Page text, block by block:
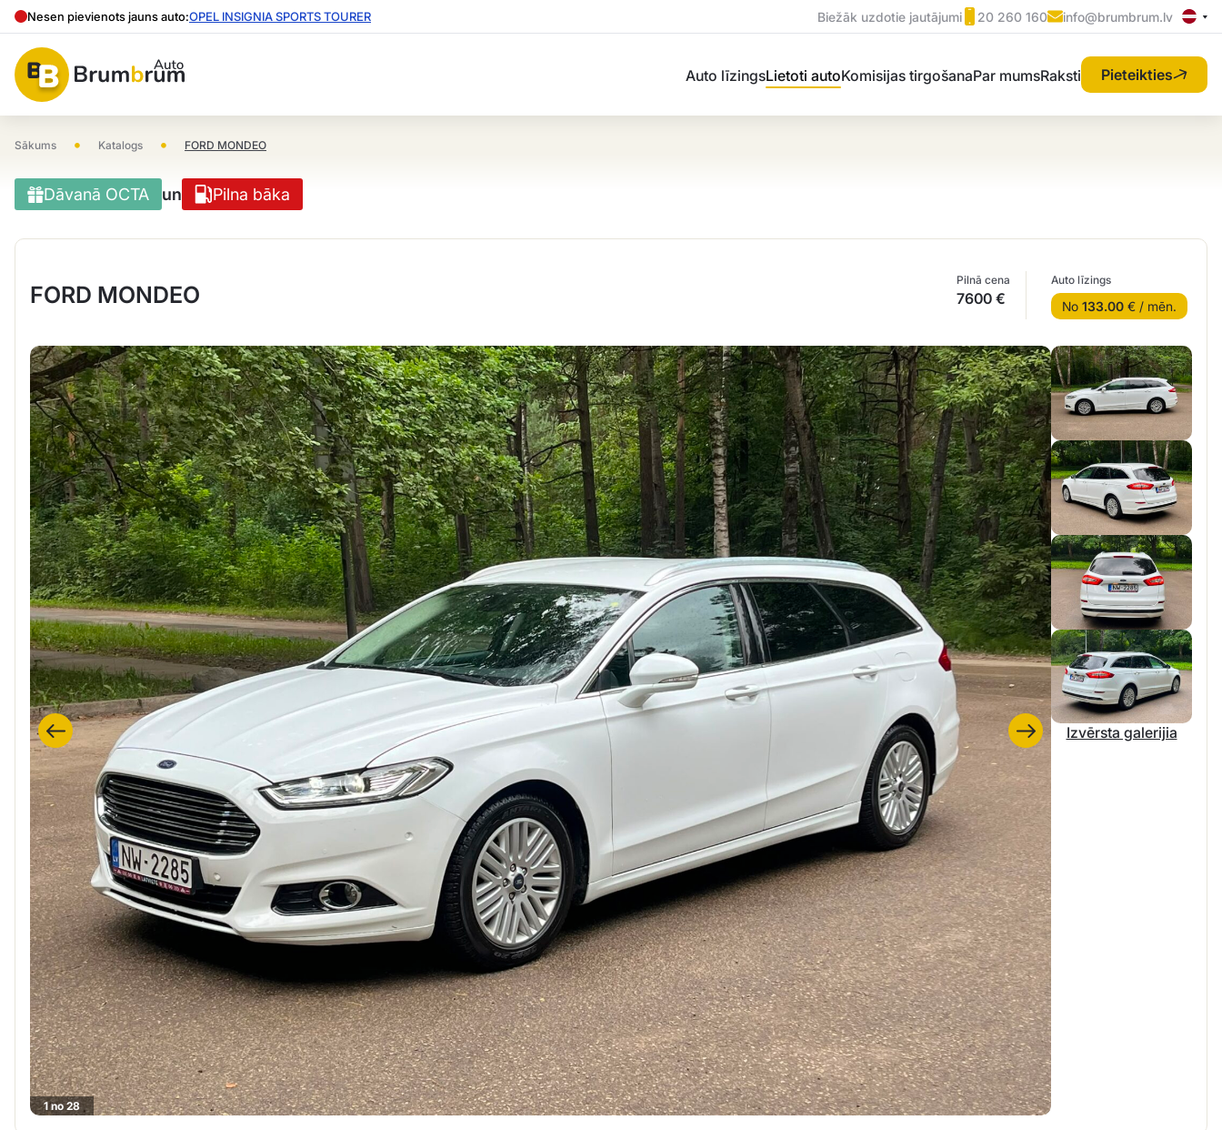
Nesen pievienots jauns auto:OPEL INSIGNIA SPORTS TOURER Biežāk uzdotie jautājumi 20 260 160 info@brumbrum.lv
Auto līzingsLietoti autoKomisijas tirgošanaPar mumsRaksti Pieteikties
Sākums • Katalogs • FORD MONDEO
Dāvanā OCTA un Pilna bāka
FORD MONDEO
Pilnā cena
7600 €
Auto līzings
No 133.00 € / mēn.
1 no 28
Izvērsta galerijia